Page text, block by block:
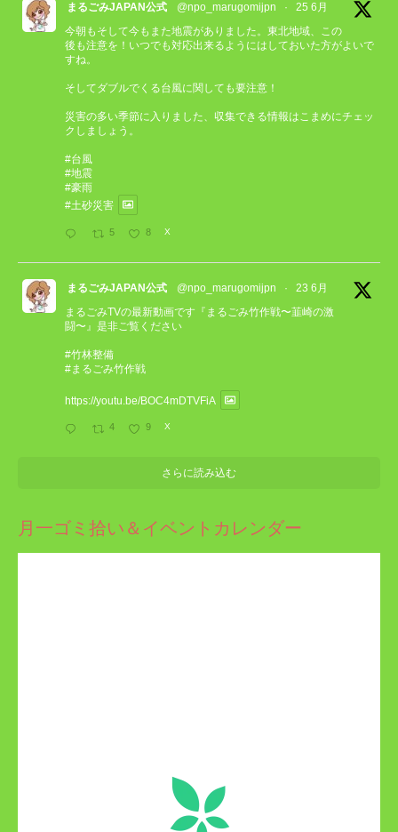
まるごみJAPAN公式 @npo_marugomijpn ·
25 6月
今朝もそして今もまた地震がありました。東北地域、この
後も注意を！いつでも対応出来るようにはしておいた方がよいで
すね。
そしてダブルでくる台風に関しても要注意！
災害の多い季節に入りました、収集できる情報はこまめにチェッ
クしましょう。
#台風
#地震
#豪雨
#土砂災害
5 8 X
まるごみJAPAN公式 @npo_marugomijpn ·
23 6月
まるごみTVの最新動画です『まるごみ竹作戦〜韮崎の激
闘〜』是非ご覧ください
#竹林整備
#まるごみ竹作戦
https://youtu.be/BOC4mDTVFiA
4 9 X
さらに読み込む
月一ゴミ拾い＆イベントカレンダー